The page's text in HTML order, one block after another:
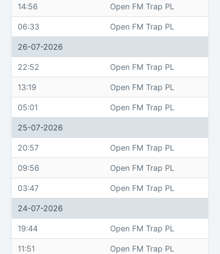
14:56 Open FM Trap PL
06:33 Open FM Trap PL
26-07-2026
22:52 Open FM Trap PL
13:19 Open FM Trap PL
05:01 Open FM Trap PL
25-07-2026
20:57 Open FM Trap PL
09:56 Open FM Trap PL
03:47 Open FM Trap PL
24-07-2026
19:44 Open FM Trap PL
11:51 Open FM Trap PL